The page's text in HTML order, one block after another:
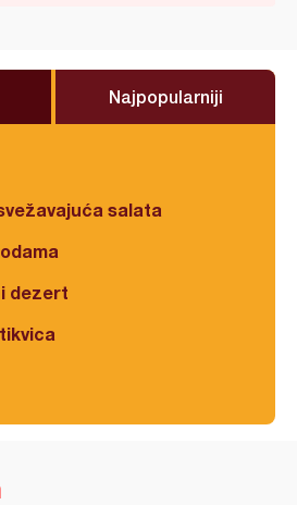
Najpopularniji
salata
dezert